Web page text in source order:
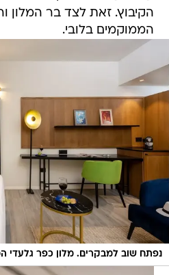
הקיבוץ. זאת לצד בר המלון
הממוקמים בלובי.
נפתח שוב למבקרים. מלון כפר גלעדי